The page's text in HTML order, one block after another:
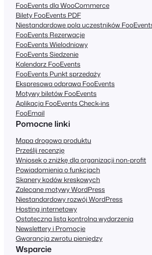
FooEvents dla WooCommerce
Bilety FooEvents PDF
Niestandardowe pola uczestników
FooEvents Rezerwacje
FooEvents Wielodniowy
FooEvents Siedzenie
Kalendarz FooEvents
FooEvents Punkt sprzedaży
Ekspresowa odprawa FooEvents
Motywy biletów FooEvents
Aplikacja FooEvents Check-ins
FooEmail
Pomocne linki
Mapa drogowa produktu
Prześlij recenzję
Wniosek o zniżkę dla organizacji non-profit
Powiadomienia o funkcjach
Skanery kodów kreskowych
Zalecane motywy WordPress
Niestandardowy rozwój WordPress
Hosting internetowy
Ostateczna lista kontrolna wydarzenia
Newslettery i Promocje
Gwarancja zwrotu pieniędzy
Wsparcie